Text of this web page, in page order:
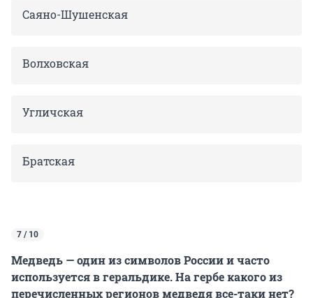
Саяно-Шушенская
Волховская
Угличская
Братская
7 / 10
Медведь — один из символов России и часто
используется в геральдике. На гербе какого из
перечисленных регионов медведя все-таки нет?